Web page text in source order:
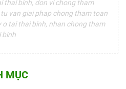
thai binh, don vi chong tham
van giai phap chong tham toan
o tai thai binh, nhan chong tham
binh
MỤC